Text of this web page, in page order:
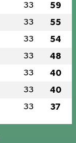
33 59
33 55
33 54
33 48
33 40
33 40
33 37